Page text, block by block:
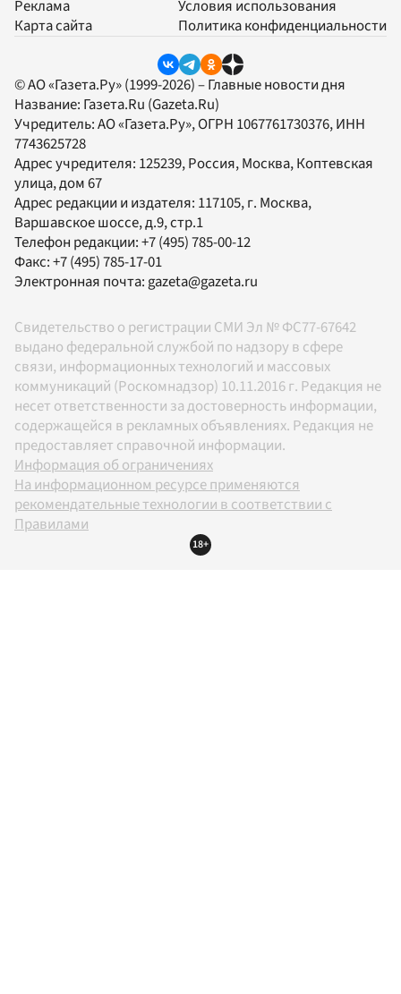
Реклама
Карта сайта
Условия использования
Политика конфиденциальности
© АО «Газета.Ру» (1999-2026) – Главные новости дня
Название: Газета.Ru (Gazeta.Ru)
Учредитель:АО «Газета.Ру», ОГРН 1067761730376, ИНН
7743625728
Адрес учредителя: 125239, Россия, Москва, Коптевская
улица, дом 67
Адрес редакции и издателя: 117105, г. Москва,
Варшавское шоссе, д.9, стр.1
Телефон редакции:+7 (495) 785-00-12
Факс:+7 (495) 785-17-01
Электронная почта:gazeta@gazeta.ru
Свидетельство о регистрации СМИ Эл № ФС77-67642
выдано федеральной службой по надзору в сфере
связи, информационных технологий и массовых
коммуникаций (Роскомнадзор) 10.11.2016 г. Редакция не
несет ответственности за достоверность информации,
содержащейся в рекламных объявлениях. Редакция не
предоставляет справочной информации.
Информация об ограничениях
На информационном ресурсе применяются
рекомендательные технологии в соответствии с
Правилами
18+